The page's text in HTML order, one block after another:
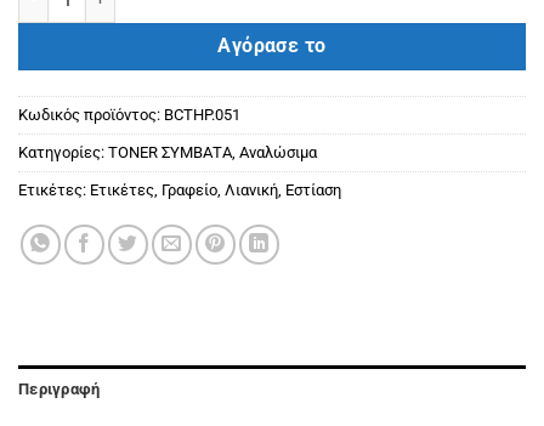
Αγόρασε το
Κωδικός προϊόντος: BCTHP.051
Κατηγορίες: ΤΟΝΕR ΣΥΜΒΑΤΑ, Αναλώσιμα
Ετικέτες: Ετικέτες, Γραφείο, Λιανική, Εστίαση
Περιγραφή